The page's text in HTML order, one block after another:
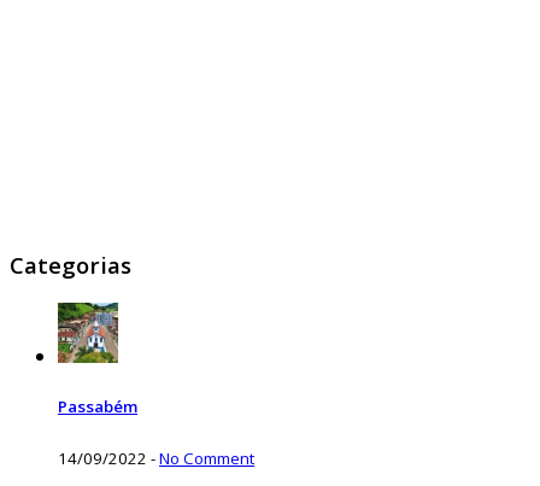
Categorias
Passabém
14/09/2022 -No Comment